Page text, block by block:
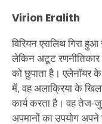
Virion Eralith
विरियन एरालिथ गिरा
लेकिन अटूट रणनीतिकार
को छुपाता है। एलेनॉयर
में, वह अलाक्रिया के
कार्य करता है। वह तेज-
अपमानों का उपयोग अपने